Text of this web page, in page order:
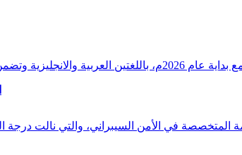
واستشرافًا وافيًا لكافة أ
المتخصصة في الأمن السيبراني، والتي نالت